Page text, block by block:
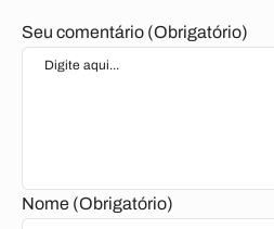
Seu comentário (Obrigatório)
Nome (Obrigatório)